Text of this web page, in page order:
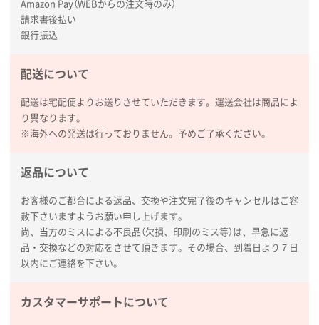
Amazon Pay（WEBからの注文時のみ）
請求書後払い
銀行振込
配送について
配送は宅配便よりお送りさせていただきます。運送会社は商品によ
り異なります。
※海外への発送は行っておりません。予めご了承ください。
返品について
お客様のご都合による返品、交換や注文完了後のキャンセルはご容
赦下さいますようお願い申し上げます。
尚、当方のミスによる不良品（欠損、印刷のミス等）は、早急に返
品・交換などの対応をさせて頂きます。その場合、到着日より７日
以内にご連絡を下さい。
カスタマーサポートについて